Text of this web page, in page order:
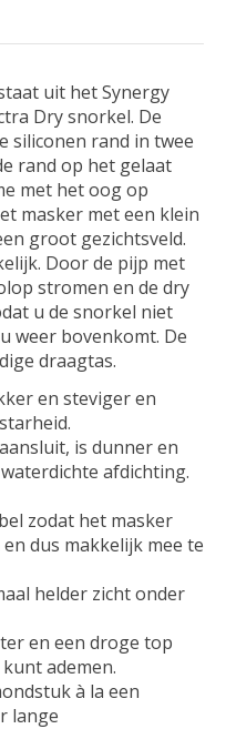
uit het Synergy
Dry snorkel. De
siliconen rand in twee
rand op het gelaat
met het oog op
masker met een klein
groot gezichtsveld.
Door de pijp met
stromen en de dry
u de snorkel niet
weer bovenkomt. De
draagtas.
en steviger en
is dunner en
afdichting.
zodat het masker
dus makkelijk mee te
helder zicht onder
en een droge top
ademen.
à la een
lange